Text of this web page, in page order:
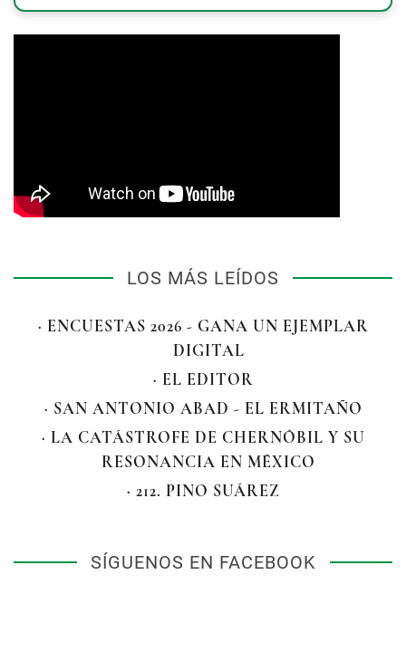
LOS MÁS LEÍDOS
· ENCUESTAS 2026 - GANA UN EJEMPLAR
DIGITAL
· EL EDITOR
· SAN ANTONIO ABAD - EL ERMITAÑO
· LA CATÁSTROFE DE CHERNÓBIL Y SU
RESONANCIA EN MÉXICO
· 212. PINO SUÁREZ
SÍGUENOS EN FACEBOOK